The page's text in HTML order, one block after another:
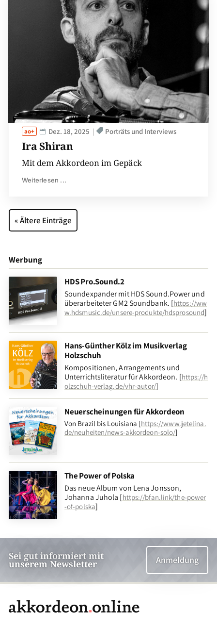
Ira Shiran
Dez. 18, 2025 Porträts und Interviews
Mit dem Akkordeon im Gepäck
Weiterlesen ...
« Ältere Einträge
Werbung
HDS Pro.Sound.2
Soundexpander mit HDS Sound.Power und
überarbeiteter GM2 Soundbank. [https://ww
w.hdsmusic.de/unsere-produkte/hdsprosound]
Hans-Günther Kölz im Musikverlag
Holzschuh
Kompositionen, Arrangements und
Unterrichtsliteratur für Akkordeon. [https://h
olzschuh-verlag.de/vhr-autor/]
Neuerscheinungen für Akkordeon
Von Brazil bis Louisiana [https://www.jetelina.
de/neuheiten/news-akkordeon-solo/]
The Power of Polska
Das neue Album von Lena Jonsson,
Johanna Juhola [https://bfan.link/the-power
-of-polska]
Sei gut informiert mit
unserem Newsletter Anmeldung